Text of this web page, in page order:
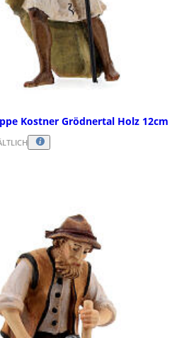
Kostner Grödnertal Holz 12cm